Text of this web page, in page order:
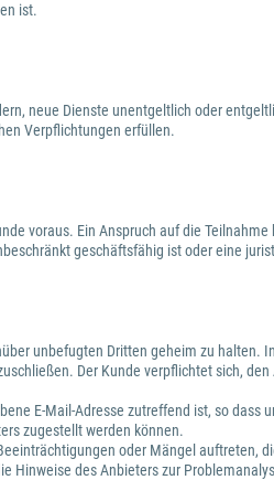
ist.
neue Dienste unentgeltlich oder
Verpflichtungen erfüllen.
voraus. Ein Anspruch auf die
geschäftsfähig ist oder eine
unbefugten Dritten geheim zu
Der Kunde verpflichtet sich,
E-Mail-Adresse zutreffend ist, so
zugestellt werden können.
oder Mängel
Hinweise des Anbieters zur